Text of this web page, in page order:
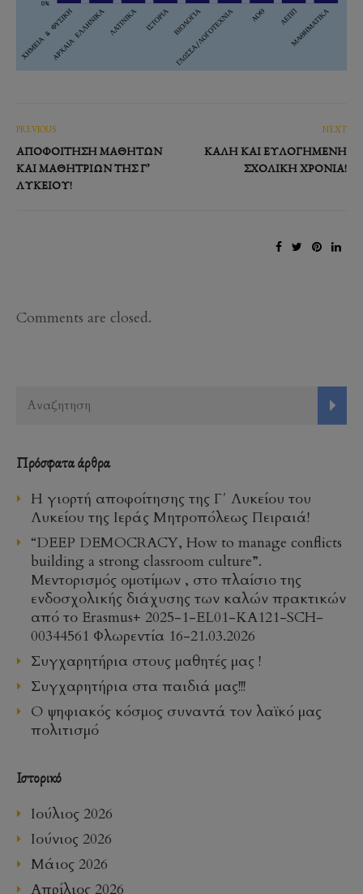
PREVIOUS
ΑΠΟΦΟΊΤΗΣΗ ΜΑΘΗΤΏΝ
ΚΑΙ ΜΑΘΗΤΡΊΩΝ ΤΗΣ Γ’
ΛΥΚΕΊΟΥ!
NEXT
ΚΑΛΉ ΚΑΙ ΕΥΛΟΓΗΜΈΝΗ
ΣΧΟΛΙΚΉ ΧΡΟΝΙΆ!
Comments are closed.
Πρόσφατα άρθρα
Η γιορτή αποφοίτησης της Γ΄ Λυκείου του
Λυκείου της Ιεράς Μητροπόλεως Πειραιά!
“DEEP DEMOCRACY, How to manage conflicts
building a strong classroom culture”.
Μεντορισμός ομοτίμων , στο πλαίσιο της
ενδοσχολικής διάχυσης των καλών πρακτικών
από το Erasmus+ 2025-1-EL01-KA121-SCH-
00344561 Φλωρεντία 16-21.03.2026
Συγχαρητήρια στους μαθητές μας !
Συγχαρητήρια στα παιδιά μας!!!
Ο ψηφιακός κόσμος συναντά τον λαϊκό μας
πολιτισμό
Ιστορικό
Ιούλιος 2026
Ιούνιος 2026
Μάιος 2026
Απρίλιος 2026